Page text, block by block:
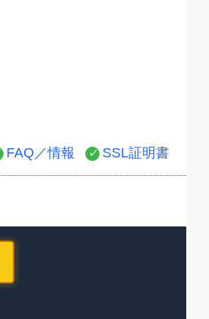
FAQ／情報 SSL証明書